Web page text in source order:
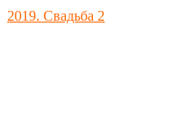
2019. Свадьба 2